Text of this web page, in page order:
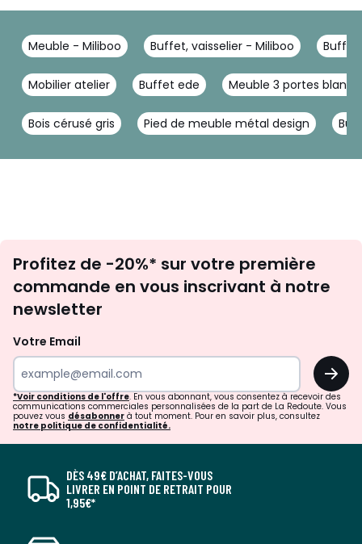
Meuble - Miliboo Buffet, vaisselier - Miliboo Buffet
Mobilier atelier Buffet ede Meuble 3 portes blanc
Bois cérusé gris Pied de meuble métal design
newsletter
Profitez de -20%* sur votre première
commande en vous inscrivant à notre
newsletter
Votre Email
OK
*Voir conditions de l'offre. En vous abonnant, vous consentez à recevoir des
communications commerciales personnalisées de la part de La Redoute. Vous
pouvez vous désabonner à tout moment. Pour en savoir plus, consultez
notre politique de confidentialité.
DÈS 49€ D’ACHAT, FAITES-VOUS
LIVRER EN POINT DE RETRAIT POUR
1,95€*